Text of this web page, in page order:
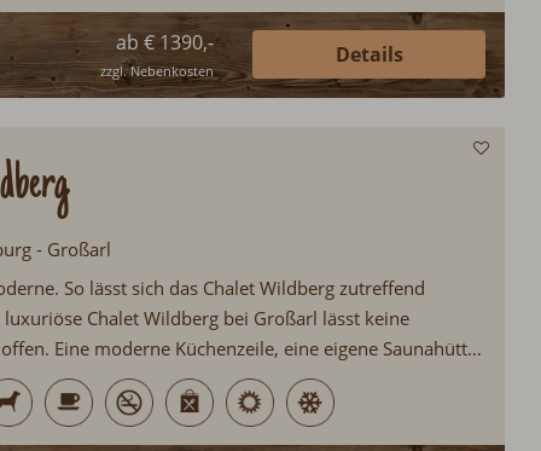
ab € 1390,-
zzgl. Nebenkosten
Details
- Großarl
So lässt sich das Chalet Wildberg zutreffend
luxuriöse Chalet Wildberg bei Großarl lässt keine
Eine moderne Küchenzeile, eine eigene Saunahütte
auf der Terrasse bieten Hüttenurlaub auf